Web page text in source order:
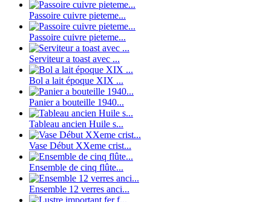
Passoire cuivre pieteme...
Passoire cuivre pieteme...
Serviteur a toast avec ...
Bol a lait époque XIX ...
Panier a bouteille 1940...
Tableau ancien Huile s...
Vase Début XXeme crist...
Ensemble de cinq flûte...
Ensemble 12 verres anci...